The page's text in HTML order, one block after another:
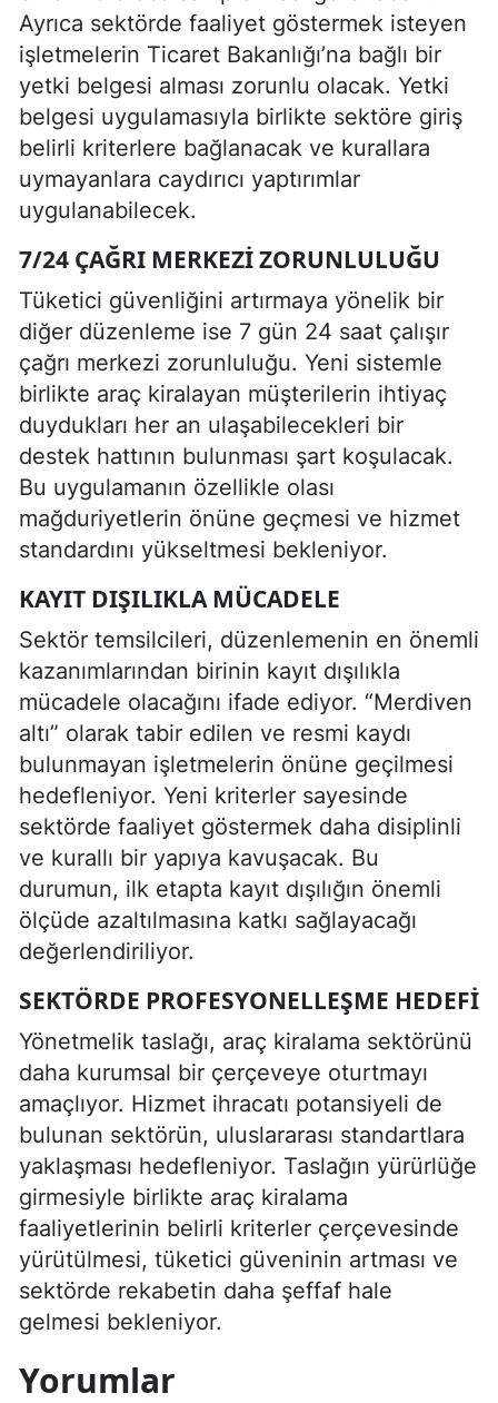
Ayrıca sektörde faaliyet göstermek isteyen
işletmelerin Ticaret Bakanlığı’na bağlı bir
yetki belgesi alması zorunlu olacak. Yetki
belgesi uygulamasıyla birlikte sektöre giriş
belirli kriterlere bağlanacak ve kurallara
uymayanlara caydırıcı yaptırımlar
uygulanabilecek.
7/24 ÇAĞRI MERKEZI ZORUNLULUĞU
Tüketici güvenliğini artırmaya yönelik bir
diğer düzenleme ise 7 gün 24 saat çalışır
çağrı merkezi zorunluluğu. Yeni sistemle
birlikte araç kiralayan müşterilerin ihtiyaç
duydukları her an ulaşabilecekleri bir
destek hattının bulunması şart koşulacak.
Bu uygulamanın özellikle olası
mağduriyetlerin önüne geçmesi ve hizmet
standardını yükseltmesi bekleniyor.
KAYIT DIŞILIKLA MÜCADELE
Sektör temsilcileri, düzenlemenin en önemli
kazanımlarından birinin kayıt dışılıkla
mücadele olacağını ifade ediyor. “Merdiven
altı” olarak tabir edilen ve resmi kaydı
bulunmayan işletmelerin önüne geçilmesi
hedefleniyor. Yeni kriterler sayesinde
sektörde faaliyet göstermek daha disiplinli
ve kurallı bir yapıya kavuşacak. Bu
durumun, ilk etapta kayıt dışılığın önemli
ölçüde azaltılmasına katkı sağlayacağı
değerlendiriliyor.
SEKTÖRDE PROFESYONELLEŞME HEDEFI
Yönetmelik taslağı, araç kiralama sektörünü
daha kurumsal bir çerçeveye oturtmayı
amaçlıyor. Hizmet ihracatı potansiyeli de
bulunan sektörün, uluslararası standartlara
yaklaşması hedefleniyor. Taslağın yürürlüğe
girmesiyle birlikte araç kiralama
faaliyetlerinin belirli kriterler çerçevesinde
yürütülmesi, tüketici güveninin artması ve
sektörde rekabetin daha şeffaf hale
gelmesi bekleniyor.
Yorumlar